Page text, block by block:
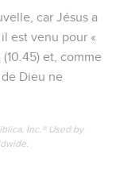
car Jésus a
il est venu pour «
et, comme
de Dieu ne
Inc.® Used by